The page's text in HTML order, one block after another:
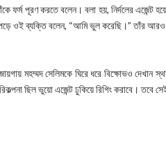
ফর্ম পূরণ করতে বলেন। বলা হয়, নির্দলের
পড়ে ওই ব্যক্তি বলেন, “আমি ভুল করেছি।” তাঁর
মহম্মদ সেলিমকে ঘিরে ধরে বিক্ষোভও দেখান
ছিল ভুয়ো এজেন্ট ঢুকিয়ে রিগিং করাবে। তবে